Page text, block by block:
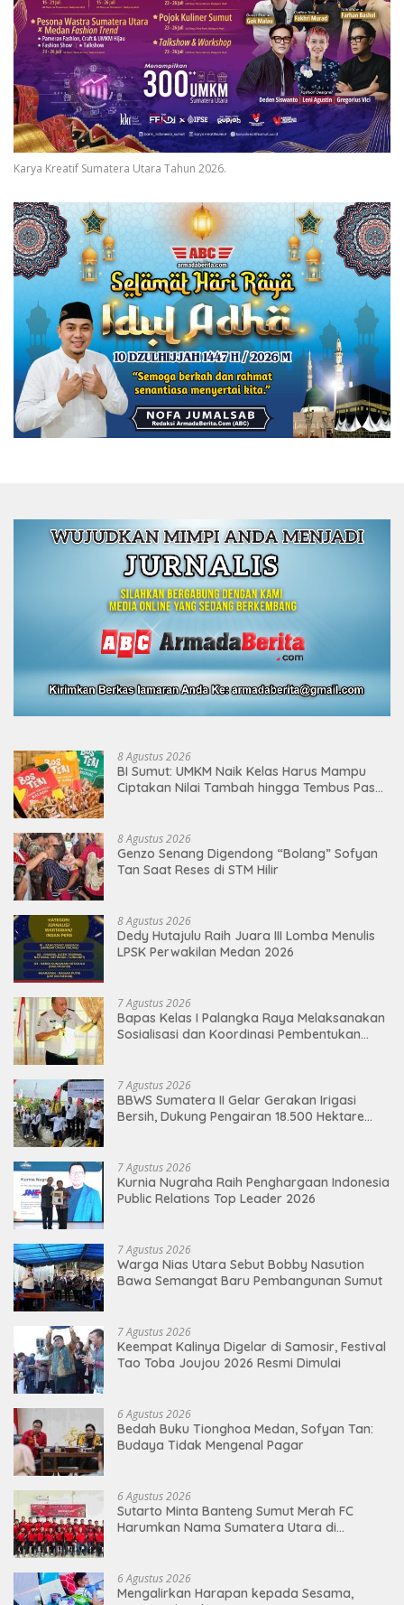
Karya Kreatif Sumatera Utara Tahun 2026.
8 Agustus 2026
BI Sumut: UMKM Naik Kelas Harus Mampu
Ciptakan Nilai Tambah hingga Tembus Pasar
8 Agustus 2026
Genzo Senang Digendong “Bolang” Sofyan
Tan Saat Reses di STM Hilir
8 Agustus 2026
Dedy Hutajulu Raih Juara III Lomba Menulis
LPSK Perwakilan Medan 2026
7 Agustus 2026
Bapas Kelas I Palangka Raya Melaksanakan
Sosialisasi dan Koordinasi Pembentukan
7 Agustus 2026
BBWS Sumatera II Gelar Gerakan Irigasi
Bersih, Dukung Pengairan 18.500 Hektare
7 Agustus 2026
Kurnia Nugraha Raih Penghargaan Indonesia
Public Relations Top Leader 2026
7 Agustus 2026
Warga Nias Utara Sebut Bobby Nasution
Bawa Semangat Baru Pembangunan Sumut
7 Agustus 2026
Keempat Kalinya Digelar di Samosir, Festival
Tao Toba Joujou 2026 Resmi Dimulai
6 Agustus 2026
Bedah Buku Tionghoa Medan, Sofyan Tan:
Budaya Tidak Mengenal Pagar
6 Agustus 2026
Sutarto Minta Banteng Sumut Merah FC
Harumkan Nama Sumatera Utara di
6 Agustus 2026
Mengalirkan Harapan kepada Sesama,